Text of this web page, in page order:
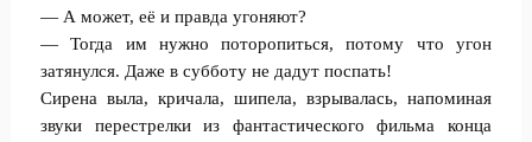
— А может, её и правда угоняют?
— Тогда им нужно поторопиться, потому что угон
затянулся. Даже в субботу не дадут поспать!
Сирена выла, кричала, шипела, взрывалась, напоминая
звуки перестрелки из фантастического фильма конца